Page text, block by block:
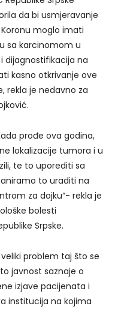
da bi usmjeravanje
moglo imati
sa karcinomom u
dijagnostifikacija na
kasno otkrivanje ove
rekla je nedavno za
prođe ova godina,
lokalizacije tumora i u
te to uporediti sa
to uraditi na
za dojku“- rekla je
bolesti
Srpske.
problem taj što se
javnost saznaje o
izjave pacijenata i
institucija na kojima